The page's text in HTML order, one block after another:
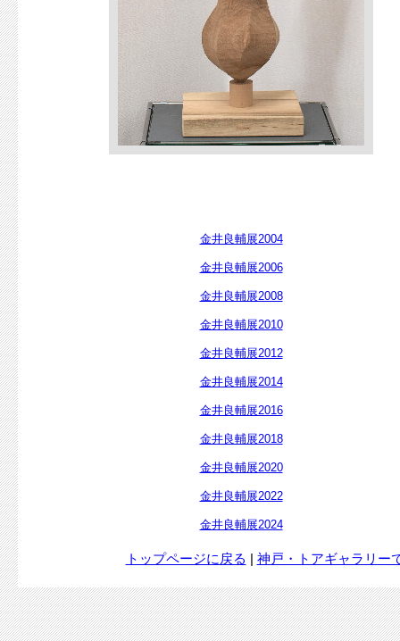
金井良輔展2004
金井良輔展2006
金井良輔展2008
金井良輔展2010
金井良輔展2012
金井良輔展2014
金井良輔展2016
金井良輔展2018
金井良輔展2020
金井良輔展2022
金井良輔展2024
トップページに戻る | 神戸・トアギャラリー